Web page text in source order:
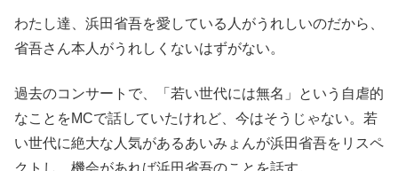
わたし達、浜田省吾を愛している人がうれしいのだから、
省吾さん本人がうれしくないはずがない。
過去のコンサートで、「若い世代には無名」という自虐的
なことをMCで話していたけれど、今はそうじゃない。若
い世代に絶大な人気があるあいみょんが浜田省吾をリスペ
クトし、機会があれば浜田省吾のことを話す。